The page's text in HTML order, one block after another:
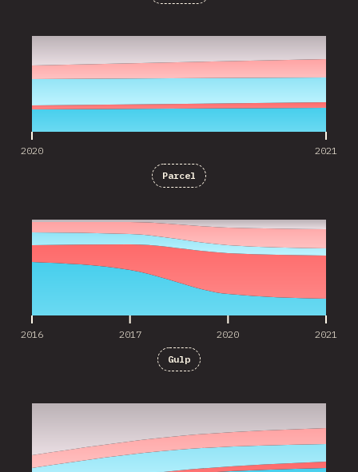
2020 2021
Parcel
2016 2017 2020 2021
Gulp